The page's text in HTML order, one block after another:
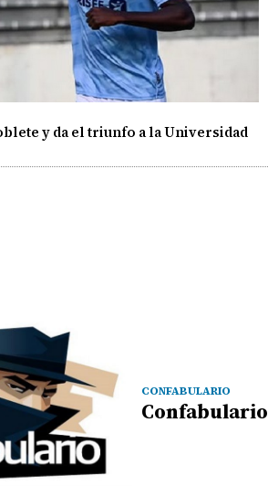
y da el triunfo a la Universidad
CONFABULARIO
Confabulario